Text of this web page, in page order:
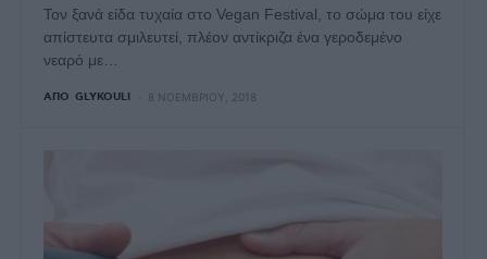
Τον ξανά είδα τυχαία στο Vegan Festival, το σώμα του είχε
απίστευτα σμιλευτεί, πλέον αντίκριζα ένα γεροδεμένο
νεαρό με…
ΑΠΌ GLYKOULI 8 ΝΟΕΜΒΡΊΟΥ, 2018